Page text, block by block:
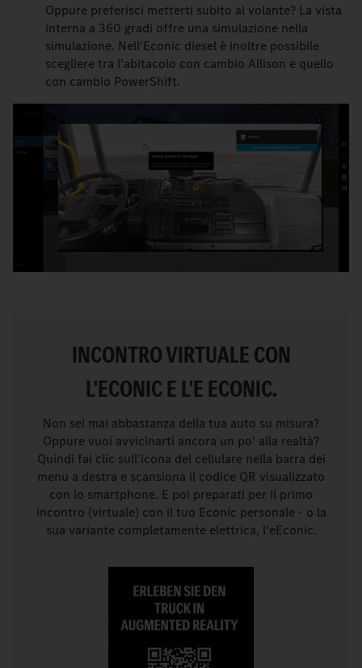
Oppure preferisci metterti subito al volante? La vista
interna a 360 gradi offre una simulazione nella
simulazione. Nell'Econic diesel è inoltre possibile
scegliere tra l'abitacolo con cambio Allison e quello
con cambio PowerShift.
INCONTRO VIRTUALE CON
L'ECONIC E L'E ECONIC.
Non sei mai abbastanza della tua auto su misura?
Oppure vuoi avvicinarti ancora un po' alla realtà?
Quindi fai clic sull'icona del cellulare nella barra dei
menu a destra e scansiona il codice QR visualizzato
con lo smartphone. E poi preparati per il primo
incontro (virtuale) con il tuo Econic personale - o la
sua variante completamente elettrica, l'eEconic.